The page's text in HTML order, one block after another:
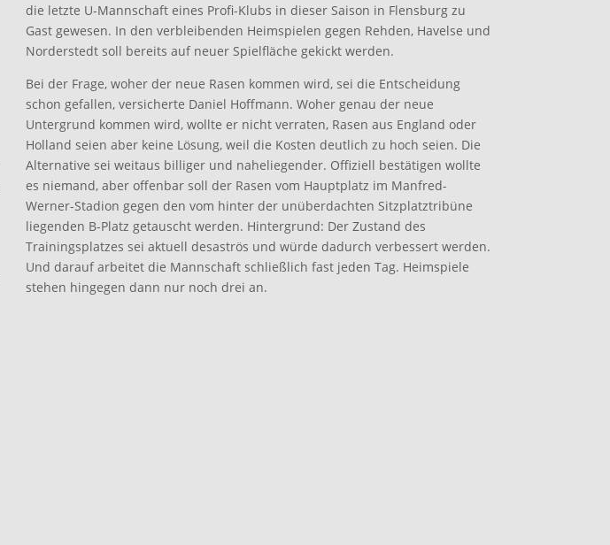
die letzte U-Mannschaft eines Profi-Klubs in dieser Saison in Flensburg zu
Gast gewesen. In den verbleibenden Heimspielen gegen Rehden, Havelse und
Norderstedt soll bereits auf neuer Spielfläche gekickt werden.
Bei der Frage, woher der neue Rasen kommen wird, sei die Entscheidung
schon gefallen, versicherte Daniel Hoffmann. Woher genau der neue
Untergrund kommen wird, wollte er nicht verraten, Rasen aus England oder
Holland seien aber keine Lösung, weil die Kosten deutlich zu hoch seien. Die
Alternative sei weitaus billiger und naheliegender. Offiziell bestätigen wollte
es niemand, aber offenbar soll der Rasen vom Hauptplatz im Manfred-
Werner-Stadion gegen den vom hinter der unüberdachten Sitzplatztribüne
liegenden B-Platz getauscht werden. Hintergrund: Der Zustand des
Trainingsplatzes sei aktuell desaströs und würde dadurch verbessert werden.
Und darauf arbeitet die Mannschaft schließlich fast jeden Tag. Heimspiele
stehen hingegen dann nur noch drei an.